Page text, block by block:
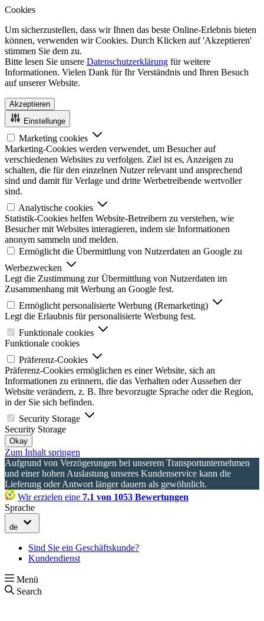
Cookies
Um sicherzustellen, dass wir Ihnen das beste Online-Erlebnis bieten
können, verwenden wir Cookies. Durch Klicken auf 'Akzeptieren'
stimmen Sie dem zu.
Bitte lesen Sie unsere Datenschutzerklärung für weitere
Informationen. Vielen Dank für Ihr Verständnis und Ihren Besuch
auf unserer Website.
Akzeptieren
Einstellunge
Marketing cookies
Marketing-Cookies werden verwendet, um Besucher auf
verschiedenen Websites zu verfolgen. Ziel ist es, Anzeigen zu
schalten, die für den einzelnen Nutzer relevant und ansprechend
sind und damit für Verlage und dritte Werbetreibende wertvoller
sind.
Analytische cookies
Statistik-Cookies helfen Website-Betreibern zu verstehen, wie
Besucher mit Websites interagieren, indem sie Informationen
anonym sammeln und melden.
Ermöglicht die Übermittlung von Nutzerdaten an Google zu
Werbezwecken
Legt die Zustimmung zur Übermittlung von Nutzerdaten im
Zusammenhang mit Werbung an Google fest.
Ermöglicht personalisierte Werbung (Remarketing)
Legt die Erlaubnis für personalisierte Werbung fest.
Funktionale cookies
Funktionale cookies
Präferenz-Cookies
Präferenz-Cookies ermöglichen es einer Website, sich an
Informationen zu erinnern, die das Verhalten oder Aussehen der
Website verändern, z. B. Ihre bevorzugte Sprache oder die Region,
in der Sie sich befinden.
Security Storage
Security Storage
Okay
Zum Inhalt springen
Aufgrund von Verzögerungen bei unserem Transportunternehmen
und einer hohen Auslastung unseres Kundenservice kann die
Lieferung oder Antwort länger dauern als gewöhnlich.
Wir erzielen eine 7.1 von 1053 Bewertungen
Sprache
de
Sind Sie ein Geschäftskunde?
Kundendienst
Menü
Search